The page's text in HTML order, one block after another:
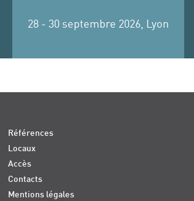
28 - 30 septembre 2026, Lyon
Références
Locaux
Accès
Contacts
Mentions légales